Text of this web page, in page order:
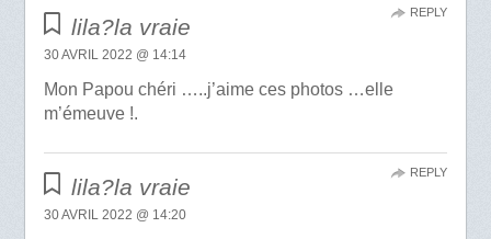
lila?la vraie
30 AVRIL 2022 @ 14:14
Mon Papou chéri …..j’aime ces photos …elle
m’émeuve !.
REPLY
lila?la vraie
30 AVRIL 2022 @ 14:20
REPLY